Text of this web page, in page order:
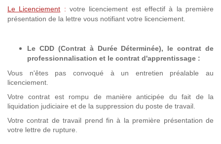
Le Licenciement : votre licenciement est effectif à la première
présentation de la lettre vous notifiant votre licenciement.
Le CDD (Contrat à Durée Déterminée), le contrat de
professionnalisation et le contrat d'apprentissage :
Vous n'êtes pas convoqué à un entretien préalable au
licenciement.
Votre contrat est rompu de manière anticipée du fait de la
liquidation judiciaire et de la suppression du poste de travail.
Votre contrat de travail prend fin à la première présentation de
votre lettre de rupture.